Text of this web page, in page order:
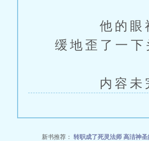
他的眼神
缓地歪了一下
内容未完
新书推荐： 转职成了死灵法师 高洁神圣